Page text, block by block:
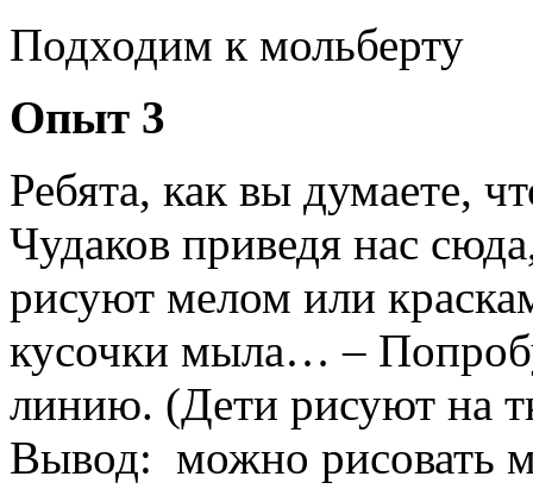
Подходим к мольберту
Опыт 3
Ребята, как вы думаете,
Чудаков приведя нас
рисуют мелом или
кусочки мыла… –
линию. (Дети рисуют на
Вывод: можно рисовать